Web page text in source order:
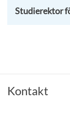
Studierektor
Kontakt